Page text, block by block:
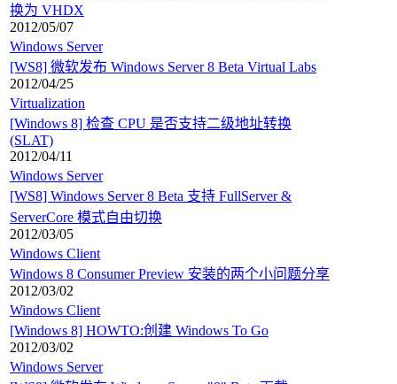
换为 VHDX
2012/05/07
Windows Server
[WS8] 微软发布 Windows Server 8 Beta Virtual Labs
2012/04/25
Virtualization
[Windows 8] 检查 CPU 是否支持二级地址转换
(SLAT)
2012/04/11
Windows Server
[WS8] Windows Server 8 Beta 支持 FullServer &
ServerCore 模式自由切换
2012/03/05
Windows Client
Windows 8 Consumer Preview 安装的两个小问题分享
2012/03/02
Windows Client
[Windows 8] HOWTO:创建 Windows To Go
2012/03/02
Windows Server